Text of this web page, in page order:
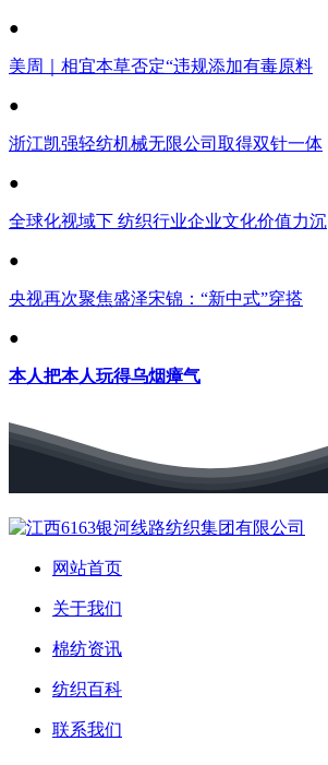
●
美周｜相宜本草否定“违规添加有毒原料
●
浙江凯强轻纺机械无限公司取得双针一体
●
全球化视域下 纺织行业企业文化价值力沉
●
央视再次聚焦盛泽宋锦：“新中式”穿搭
●
本人把本人玩得乌烟瘴气
网站首页
关于我们
棉纺资讯
纺织百科
联系我们